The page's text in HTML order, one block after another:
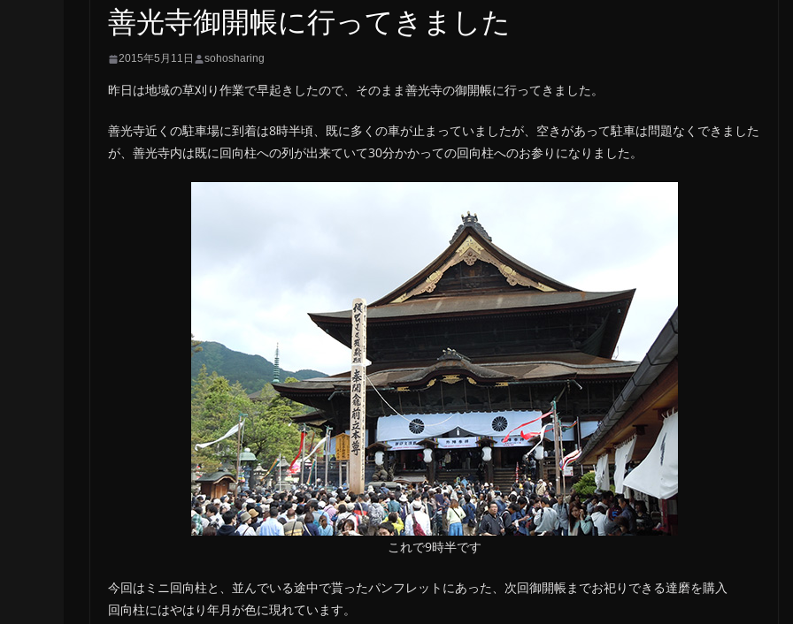
善光寺御開帳に行ってきました
2015年5月11日 sohosharing
昨日は地域の草刈り作業で早起きしたので、そのまま善光寺の御開帳に行ってきました。
善光寺近くの駐車場に到着は8時半頃、既に多くの車が止まっていましたが、空きがあって駐車は問題なくできました
が、善光寺内は既に回向柱への列が出来ていて30分かかっての回向柱へのお参りになりました。
これで9時半です
今回はミニ回向柱と、並んでいる途中で貰ったパンフレットにあった、次回御開帳までお祀りできる達磨を購入
回向柱にはやはり年月が色に現れています。